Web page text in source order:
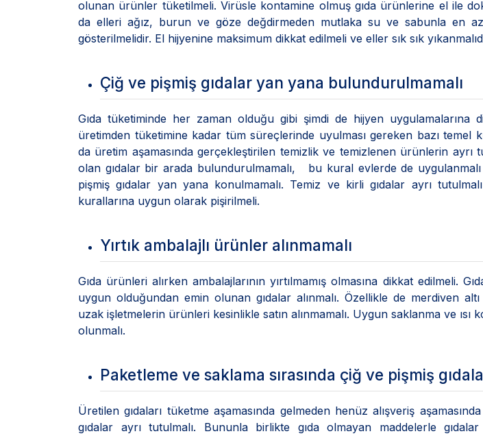
olunan ürünler tüketilmeli. Virüsle kontamine olmuş gıda ürünlerine el ile
da elleri ağız, burun ve göze değdirmeden mutlaka su ve sabunla en
gösterilmelidir. El hijyenine maksimum dikkat edilmeli ve eller sık sık
Çiğ ve pişmiş gıdalar yan yana bulundurulmamalı
Gıda tüketiminde her zaman olduğu gibi şimdi de hijyen uygulamalarına
üretimden tüketimine kadar tüm süreçlerinde uyulması gereken bazı temel
da üretim aşamasında gerçekleştirilen temizlik ve temizlenen ürünlerin ayrı
olan gıdalar bir arada bulundurulmamalı, bu kural evlerde de uygulanmalı
pişmiş gıdalar yan yana konulmamalı. Temiz ve kirli gıdalar ayrı
kurallarına uygun olarak pişirilmeli.
Yırtık ambalajlı ürünler alınmamalı
Gıda ürünleri alırken ambalajlarının yırtılmamış olmasına dikkat edilmeli.
uygun olduğundan emin olunan gıdalar alınmalı. Özellikle de merdiven
uzak işletmelerin ürünleri kesinlikle satın alınmamalı. Uygun saklanma ve ısı
olunmalı.
Paketleme ve saklama sırasında çiğ ve pişmiş
Üretilen gıdaları tüketme aşamasında gelmeden henüz alışveriş
gıdalar ayrı tutulmalı. Bununla birlikte gıda olmayan maddelerle